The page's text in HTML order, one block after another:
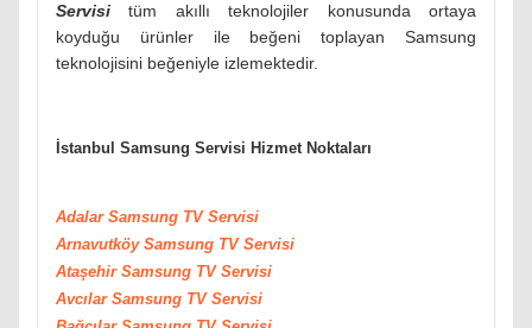
Servisi tüm akıllı teknolojiler konusunda ortaya
koyduğu ürünler ile beğeni toplayan Samsung
teknolojisini beğeniyle izlemektedir.
İstanbul Samsung Servisi Hizmet Noktaları
Adalar Samsung TV Servisi
Arnavutköy Samsung TV Servisi
Ataşehir Samsung TV Servisi
Avcılar Samsung TV Servisi